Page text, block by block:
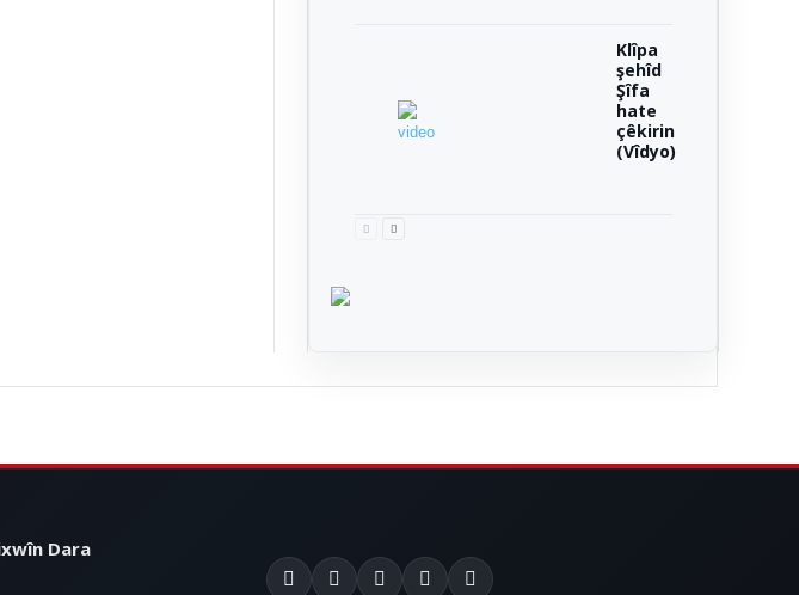
Klîpa
şehîd
Şîfa
hate
çêkirin
(Vîdyo)
Dara